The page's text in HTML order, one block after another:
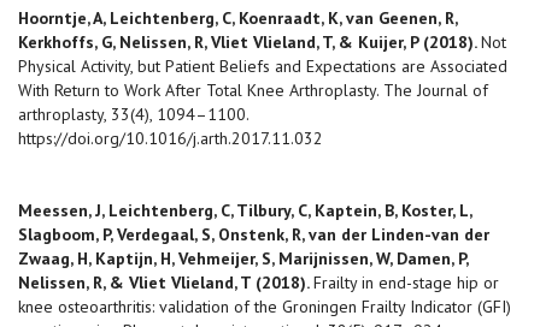
Hoorntje, A, Leichtenberg, C, Koenraadt, K, van Geenen, R,
Kerkhoffs, G, Nelissen, R, Vliet Vlieland, T, & Kuijer, P (2018).Not
Physical Activity, but Patient Beliefs and Expectations are Associated
With Return to Work After Total Knee Arthroplasty. The Journal of
arthroplasty, 33(4), 1094–1100.
https://doi.org/10.1016/j.arth.2017.11.032
Meessen, J, Leichtenberg, C, Tilbury, C, Kaptein, B, Koster, L,
Slagboom, P, Verdegaal, S, Onstenk, R, van der Linden-van der
Zwaag, H, Kaptijn, H, Vehmeijer, S, Marijnissen, W, Damen, P,
Nelissen, R, & Vliet Vlieland, T (2018).Frailty in end-stage hip or
knee osteoarthritis: validation of the Groningen Frailty Indicator (GFI)